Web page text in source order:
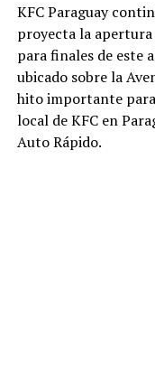
KFC Paraguay
proyecta la
para finales de este
ubicado sobre la
hito importante
local de KFC en
Auto Rápido.